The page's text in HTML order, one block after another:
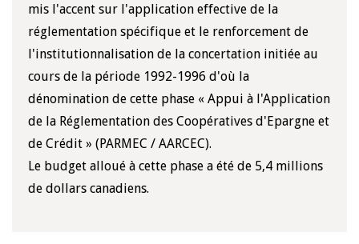
mis l'accent sur l'application effective de la
réglementation spécifique et le renforcement de
l'institutionnalisation de la concertation initiée au
cours de la période 1992-1996 d'où la
dénomination de cette phase « Appui à l'Application
de la Réglementation des Coopératives d'Epargne et
de Crédit » (PARMEC / AARCEC).
Le budget alloué à cette phase a été de 5,4 millions
de dollars canadiens.